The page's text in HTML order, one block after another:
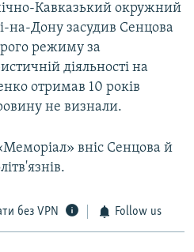
Кавказький окружний
на-Дону засудив Сенцова
режиму за
діяльності на
отримав 10 років
не визнали.
вніс Сенцова й
без VPN Follow us